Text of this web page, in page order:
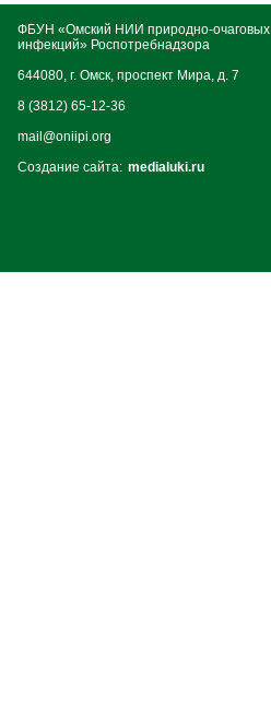
ФБУН «Омский НИИ природно-очаговых
инфекций» Роспотребнадзора
644080, г. Омск, проспект Мира, д. 7
8 (3812) 65-12-36
mail@oniipi.org
Создание сайта: medialuki.ru